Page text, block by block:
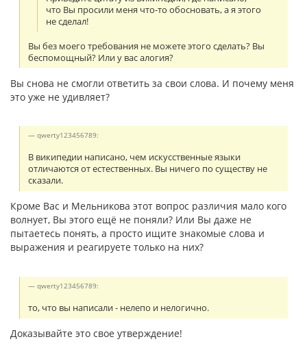
что Вы просили меня что-то обосновать, а я этого
не сделал!
Вы без моего требования не можете этого сделать? Вы
беспомощный? Или у вас алогия?
Вы снова не смогли ответить за свои слова. И почему меня
это уже не удивляет?
qwerty123456789:
В википедии написано, чем искусственные языки
отличаются от естественных. Вы ничего по существу не
сказали.
Кроме Вас и Мельникова этот вопрос различия мало кого
волнует, Вы этого ещё не поняли? Или Вы даже не
пытаетесь понять, а просто ищите знакомые слова и
выражения и реагируете только на них?
qwerty123456789:
то, что вы написали - нелепо и нелогично.
Доказывайте это свое утверждение!